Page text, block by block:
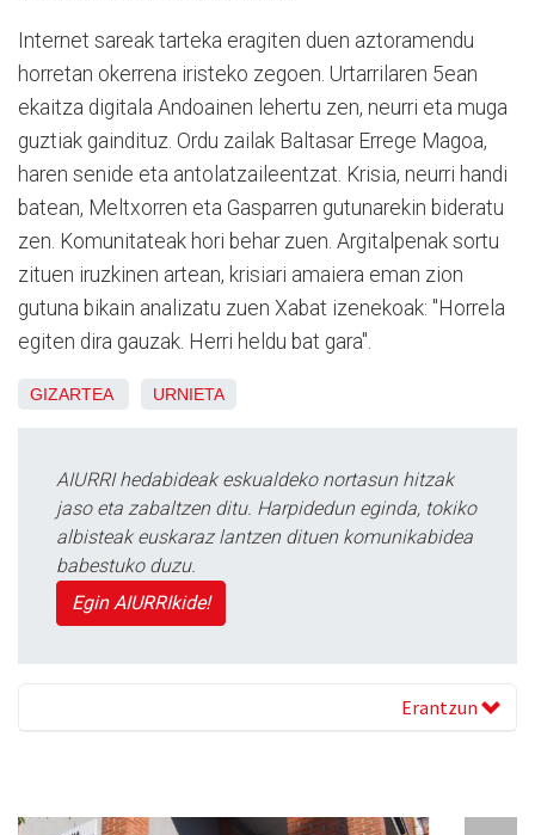
Internet sareak tarteka eragiten duen aztoramendu
horretan okerrena iristeko zegoen. Urtarrilaren 5ean
ekaitza digitala Andoainen lehertu zen, neurri eta muga
guztiak gaindituz. Ordu zailak Baltasar Errege Magoa,
haren senide eta antolatzaileentzat. Krisia, neurri handi
batean, Meltxorren eta Gasparren gutunarekin bideratu
zen. Komunitateak hori behar zuen. Argitalpenak sortu
zituen iruzkinen artean, krisiari amaiera eman zion
gutuna bikain analizatu zuen Xabat izenekoak: "Horrela
egiten dira gauzak. Herri heldu bat gara".
GIZARTEA URNIETA
AIURRI hedabideak eskualdeko nortasun hitzak
jaso eta zabaltzen ditu. Harpidedun eginda, tokiko
albisteak euskaraz lantzen dituen komunikabidea
babestuko duzu.
Egin AIURRIkide!
Erantzun